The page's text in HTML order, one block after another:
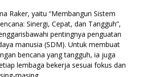
Raker, yaitu “Membangun Sistem
Sinergi, Cepat, dan Tangguh”,
pentingnya penguatan
manusia (SDM). Untuk membuat
bencana yang tangguh, ia juga
lembaga bekerja sesuai fokus dan